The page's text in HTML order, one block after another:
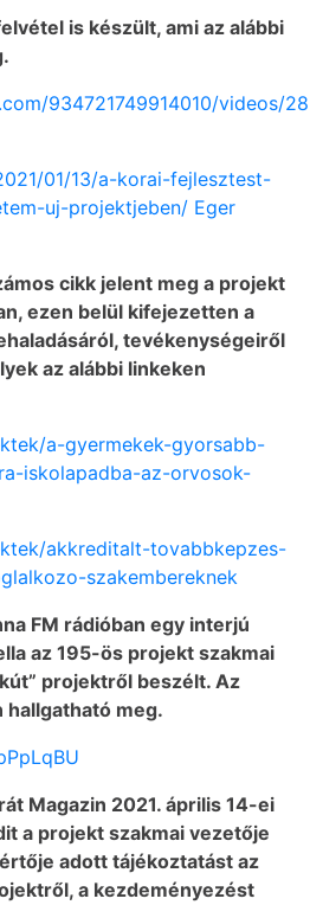
is készült, ami az alábbi
934721749914010/videos/
01/13/a-korai-fejlesztest-
uj-projektjeben/ Eger
cikk jelent meg a projekt
ezen belül kifejezetten a
tevékenységeiről
az alábbi linkeken
a-gyermekek-gyorsabb-
iskolapadba-az-orvosok-
akkreditalt-tovabbkepzes-
szakembereknek
FM rádióban egy interjú
az 195-ös projekt szakmai
projektről beszélt. Az
hallgatható meg.
Magazin 2021. április 14-ei
a projekt szakmai vezetője
adott tájékoztatást az
a kezdeményezést